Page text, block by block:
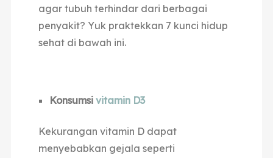
agar tubuh terhindar dari berbagai
penyakit? Yuk praktekkan 7 kunci hidup
sehat di bawah ini.
Konsumsi vitamin D3
Kekurangan vitamin D dapat
menyebabkan gejala seperti